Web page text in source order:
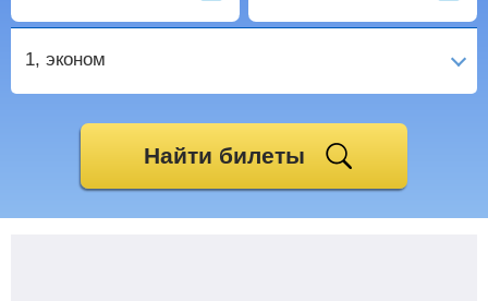
1, эконом
Найти билеты